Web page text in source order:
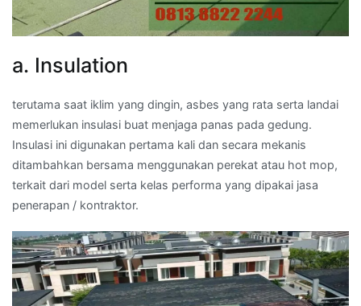
a. Insulation
terutama saat iklim yang dingin, asbes yang rata serta landai
memerlukan insulasi buat menjaga panas pada gedung.
Insulasi ini digunakan pertama kali dan secara mekanis
ditambahkan bersama menggunakan perekat atau hot mop,
terkait dari model serta kelas performa yang dipakai jasa
penerapan / kontraktor.